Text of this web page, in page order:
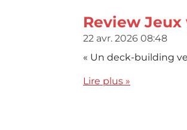
Review
22 avr. 2026 08:48
« Un deck-building
Lire plus »